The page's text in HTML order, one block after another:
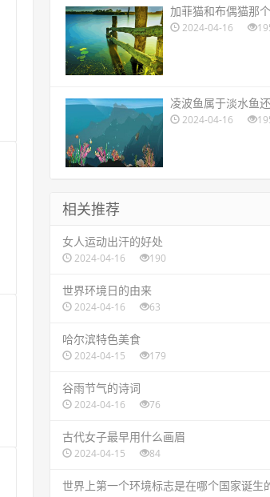
加菲猫和布偶猫那
2024-04-16
凌波鱼属于淡水鱼
2024-04-16
相关推荐
​女人运动出汗的好处
2024-04-16 190
​世界环境日的由来
2024-04-16 63
​哈尔滨特色美食
2024-04-15 179
​谷雨节气的诗词
2024-04-16 76
​古代女子最早用什么画眉
2024-04-15 84
世界上第一个环境标志是在哪个国家诞生